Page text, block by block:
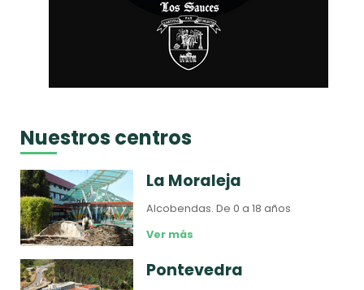
Nuestros centros
La Moraleja
Alcobendas.De 0 a 18 años
Ver más
Pontevedra